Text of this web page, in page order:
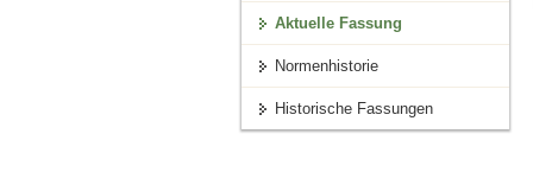
Aktuelle Fassung
Normenhistorie
Historische Fassungen